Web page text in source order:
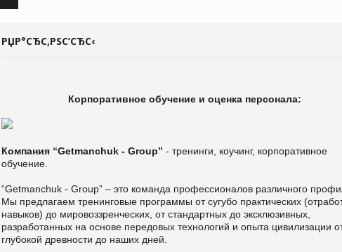
РЏР°СЂС‚РЅС‘СЂС‹
Корпоративное обучение и оценка персонала:
Компания “Getmanchuk - Group” - тренинги, коучинг, корпоративное
обучение.
“Getmanchuk - Group” – это команда профессионалов различного
Мы предлагаем тренинговые программы от сугубо практических
навыков) до мировоззренческих, от стандартных до эксклюзивных,
разработанных на основе передовых технологий и опыта цивилизации
глубокой древности до наших дней.